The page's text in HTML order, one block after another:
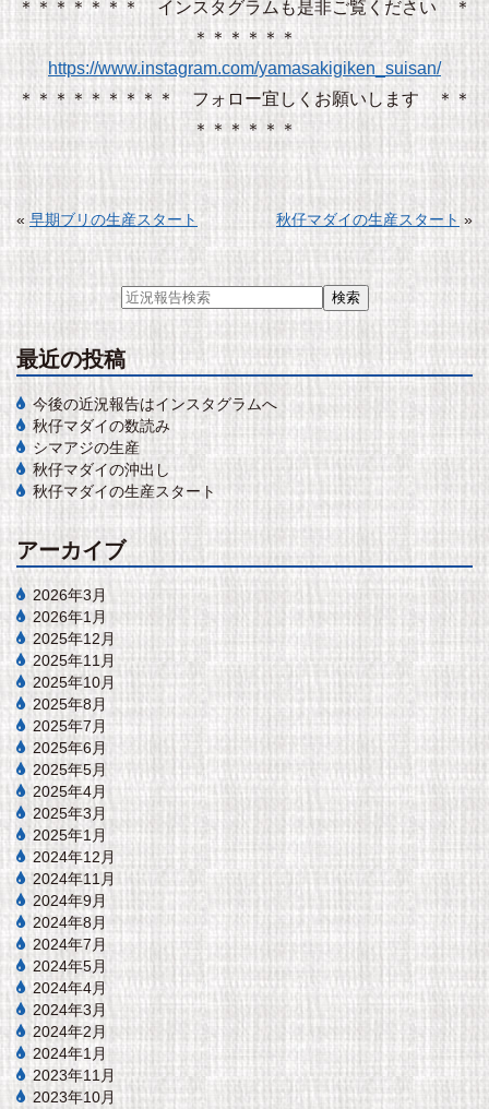
＊＊＊＊＊＊＊ インスタグラムも是非ご覧ください ＊
＊＊＊＊＊＊
https://www.instagram.com/yamasakigiken_suisan/
＊＊＊＊＊＊＊＊＊ フォロー宜しくお願いします ＊＊
＊＊＊＊＊＊
« 早期ブリの生産スタート 秋仔マダイの生産スタート »
最近の投稿
今後の近況報告はインスタグラムへ
秋仔マダイの数読み
シマアジの生産
秋仔マダイの沖出し
秋仔マダイの生産スタート
アーカイブ
2026年3月
2026年1月
2025年12月
2025年11月
2025年10月
2025年8月
2025年7月
2025年6月
2025年5月
2025年4月
2025年3月
2025年1月
2024年12月
2024年11月
2024年9月
2024年8月
2024年7月
2024年5月
2024年4月
2024年3月
2024年2月
2024年1月
2023年11月
2023年10月